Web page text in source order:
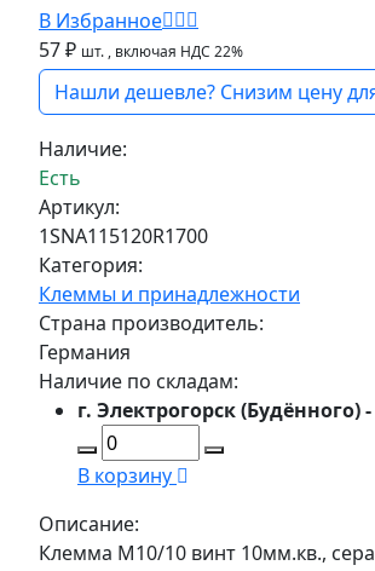
В Избранное
57 ₽ шт. , включая НДС 22%
Нашли дешевле? Снизим цену
Наличие:
Есть
Артикул:
1SNA115120R1700
Категория:
Клеммы и принадлежности
Страна производитель:
Германия
Наличие по складам:
г. Электрогорск (Будённого)
В корзину
Описание:
Клемма M10/10 винт 10мм.кв.,